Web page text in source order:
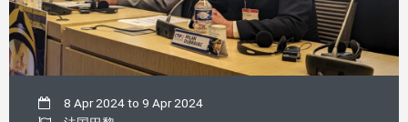
8 Apr 2024to 9 Apr 2024